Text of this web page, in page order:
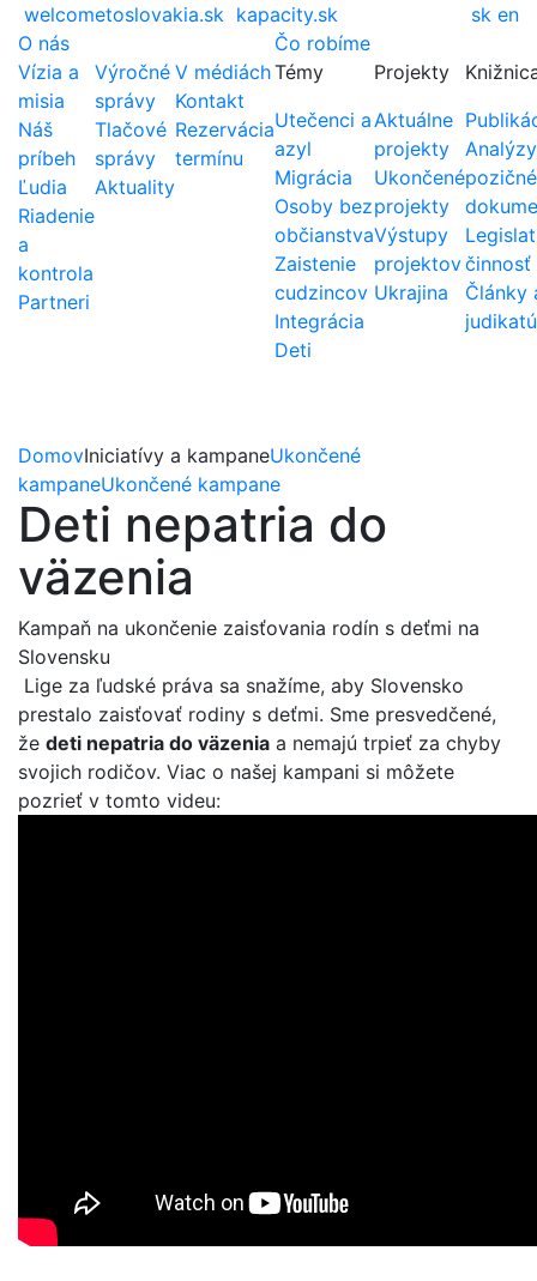
welcometoslovakia.sk kapacity.sk sk en
O nás
Vízia a
misia
Náš
príbeh
Ľudia
Riadenie
a
kontrola
Partneri
Výročné
správy
Tlačové
správy
Aktuality
V médiách
Kontakt
Rezervácia
termínu
Čo robíme
Témy
Utečenci a
azyl
Migrácia
Osoby bez
občianstva
Zaistenie
cudzincov
Integrácia
Deti
Projekty
Aktuálne
projekty
Ukončené
projekty
Výstupy
projektov
Ukrajina
pozičné
činnosť
Články
DomovIniciatívy a kampaneUkončené
kampaneUkončené kampane
Deti nepatria do
väzenia
Kampaň na ukončenie zaisťovania rodín s deťmi na
Slovensku
Lige za ľudské práva sa snažíme, aby Slovensko
prestalo zaisťovať rodiny s deťmi. Sme presvedčené,
že deti nepatria do väzenia a nemajú trpieť za chyby
svojich rodičov. Viac o našej kampani si môžete
pozrieť v tomto videu: